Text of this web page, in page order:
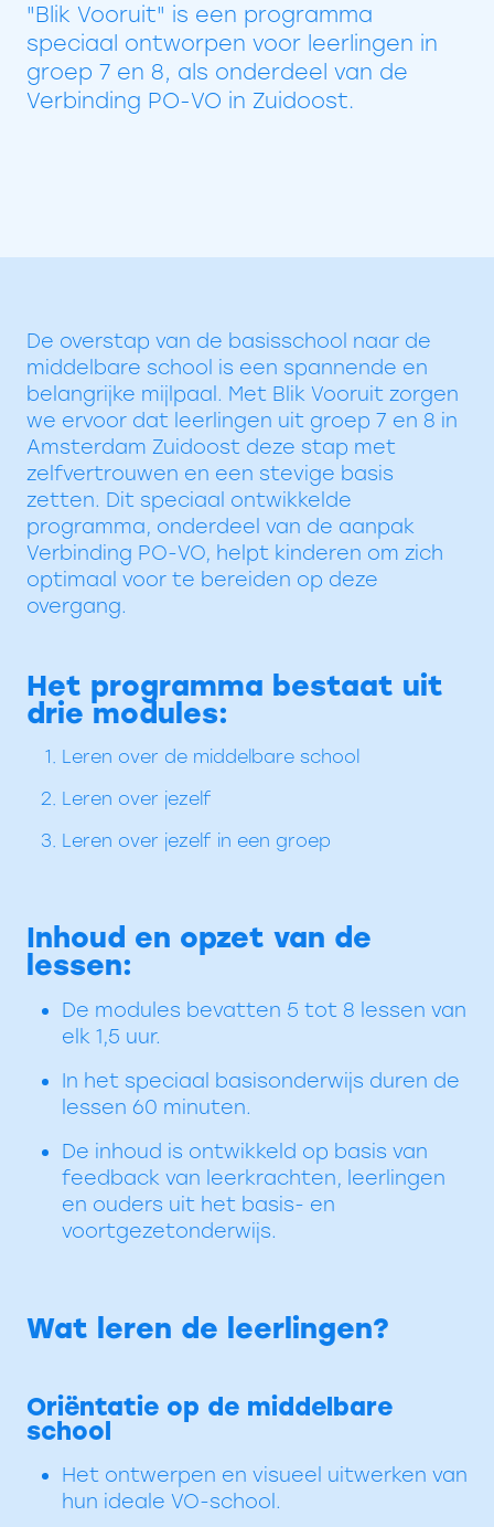
"Blik Vooruit" is een programma
speciaal ontworpen voor leerlingen in
groep 7 en 8, als onderdeel van de
Verbinding PO-VO in Zuidoost.
De overstap van de basisschool naar de
middelbare school is een spannende en
belangrijke mijlpaal. Met Blik Vooruit zorgen
we ervoor dat leerlingen uit groep 7 en 8 in
Amsterdam Zuidoost deze stap met
zelfvertrouwen en een stevige basis
zetten. Dit speciaal ontwikkelde
programma, onderdeel van de aanpak
Verbinding PO-VO, helpt kinderen om zich
optimaal voor te bereiden op deze
overgang.
Het programma bestaat uit
drie modules:
Leren over de middelbare school
Leren over jezelf
Leren over jezelf in een groep
Inhoud en opzet van de
lessen:
De modules bevatten 5 tot 8 lessen van
elk 1,5 uur.
In het speciaal basisonderwijs duren de
lessen 60 minuten.
De inhoud is ontwikkeld op basis van
feedback van leerkrachten, leerlingen
en ouders uit het basis- en
voortgezetonderwijs.
Wat leren de leerlingen?
Oriëntatie op de middelbare
school
Het ontwerpen en visueel uitwerken van
hun ideale VO-school.